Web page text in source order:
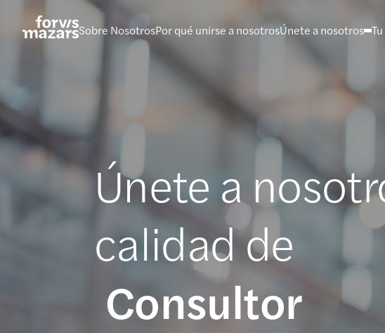
Sobre NosotrosPor qué unirse a nosotrosÚnete a nosotros
Únete a
calidad de
Auditor Senior